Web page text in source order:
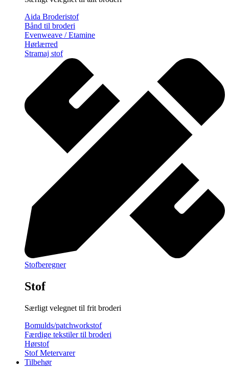
Aida Broderistof
Bånd til broderi
Evenweave / Etamine
Hørlærred
Stramaj stof
Stofberegner
Stof
Særligt velegnet til frit broderi
Bomulds/patchworkstof
Færdige tekstiler til broderi
Hørstof
Stof Metervarer
Tilbehør